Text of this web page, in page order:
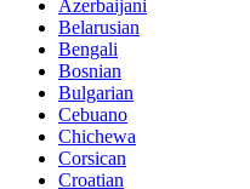
Azerbaijani
Belarusian
Bengali
Bosnian
Bulgarian
Cebuano
Chichewa
Corsican
Croatian